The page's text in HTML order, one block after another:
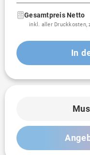
Gesamtpreis Netto
inkl. aller Druckkosten,
In